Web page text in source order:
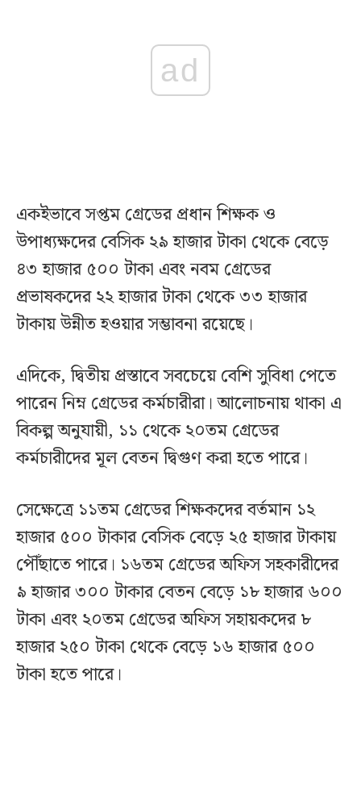
ad
একইভাবে সপ্তম গ্রেডের প্রধান শিক্ষক ও
উপাধ্যক্ষদের বেসিক ২৯ হাজার টাকা থেকে বেড়ে
৪৩ হাজার ৫০০ টাকা এবং নবম গ্রেডের
প্রভাষকদের ২২ হাজার টাকা থেকে ৩৩ হাজার
টাকায় উন্নীত হওয়ার সম্ভাবনা রয়েছে।
এদিকে, দ্বিতীয় প্রস্তাবে সবচেয়ে বেশি সুবিধা পেতে
পারেন নিম্ন গ্রেডের কর্মচারীরা। আলোচনায় থাকা এ
বিকল্প অনুযায়ী, ১১ থেকে ২০তম গ্রেডের
কর্মচারীদের মূল বেতন দ্বিগুণ করা হতে পারে।
সেক্ষেত্রে ১১তম গ্রেডের শিক্ষকদের বর্তমান ১২
হাজার ৫০০ টাকার বেসিক বেড়ে ২৫ হাজার টাকায়
পৌঁছাতে পারে। ১৬তম গ্রেডের অফিস সহকারীদের
৯ হাজার ৩০০ টাকার বেতন বেড়ে ১৮ হাজার ৬০০
টাকা এবং ২০তম গ্রেডের অফিস সহায়কদের ৮
হাজার ২৫০ টাকা থেকে বেড়ে ১৬ হাজার ৫০০
টাকা হতে পারে।